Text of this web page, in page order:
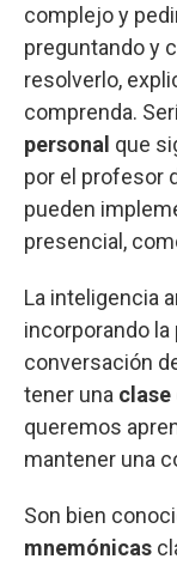
complejo y
preguntando y
resolverlo,
comprenda.
personal que
por el profesor
pueden
presencial,
La inteligencia
incorporando
conversación
tener una clase
queremos
mantener una
Son bien
mnemónicas